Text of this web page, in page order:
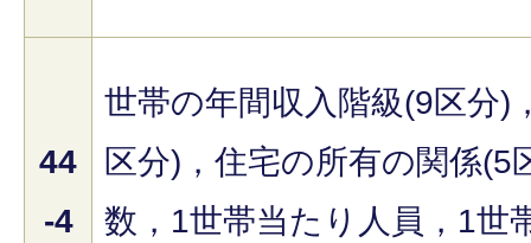
44
-4
世帯の年間収入階級(9区分)
区分)，住宅の所有の関係(5
数，1世帯当たり人員，1世